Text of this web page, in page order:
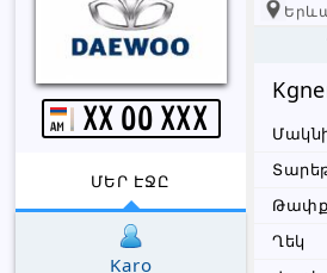
Թափք
Ղեկ
XX oo XXX
ՄԵՐ ԷՋԸ
Karo